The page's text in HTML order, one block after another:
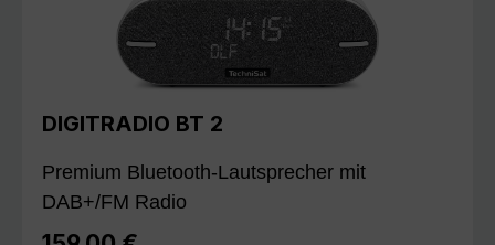
DIGITRADIO BT 2
Premium Bluetooth-Lautsprecher mit
DAB+/FM Radio